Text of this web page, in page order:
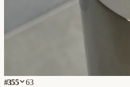
#355 63